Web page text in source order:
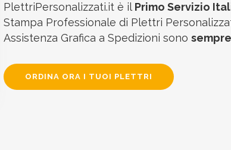
PlettriPersonalizzati.it è il Primo Servizio
Stampa Professionale di Plettri
Assistenza Grafica a Spedizioni sono
ORDINA ORA I TUOI PLETTRI